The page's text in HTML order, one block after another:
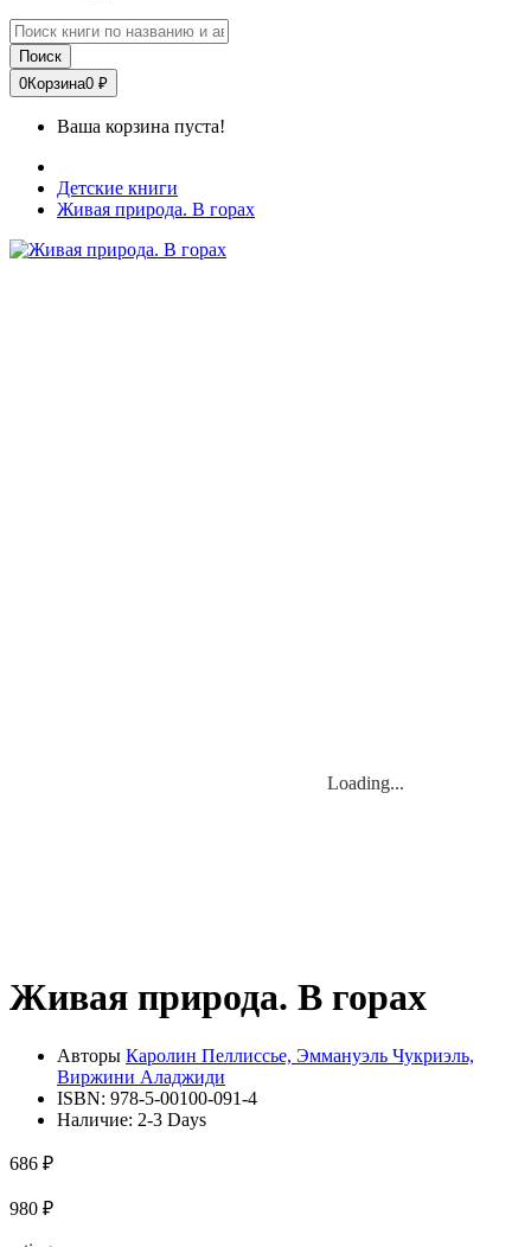
Поиск
0Корзина0 ₽
Ваша корзина пуста!
Детские книги
Живая природа. В горах
Loading...
Loading...
Живая природа. В горах
Авторы Каролин Пеллиссье, Эммануэль Чукриэль,
Виржини Аладжиди
ISBN: 978-5-00100-091-4
Наличие: 2-3 Days
686 ₽
980 ₽